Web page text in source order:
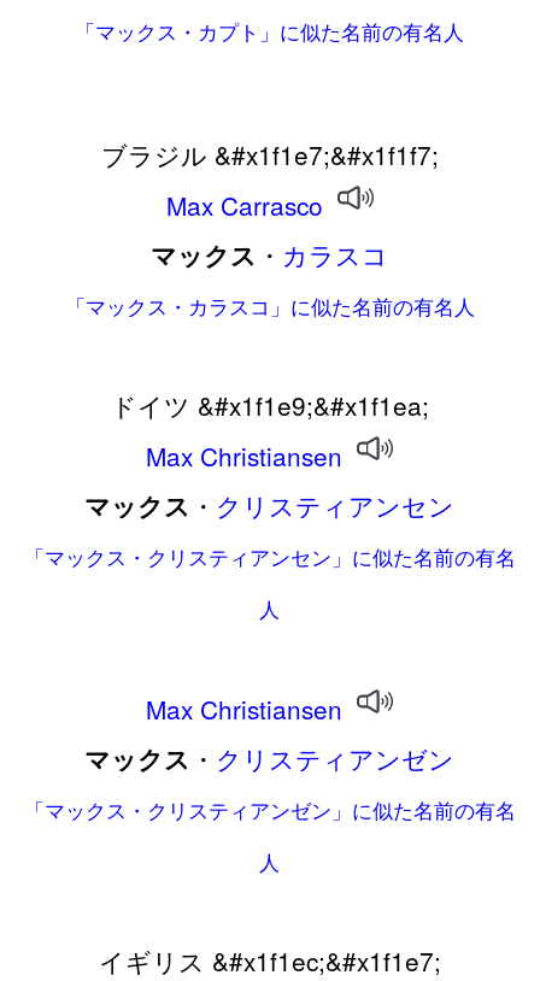
「マックス・カプト」に似た名前の有名人
ブラジル &#x1f1e7;&#x1f1f7;
Max Carrasco
マックス ・ カラスコ
「マックス・カラスコ」に似た名前の有名人
ドイツ &#x1f1e9;&#x1f1ea;
Max Christiansen
マックス ・ クリスティアンセン
「マックス・クリスティアンセン」に似た名前の有名
人
Max Christiansen
マックス ・ クリスティアンゼン
「マックス・クリスティアンゼン」に似た名前の有名
人
イギリス &#x1f1ec;&#x1f1e7;